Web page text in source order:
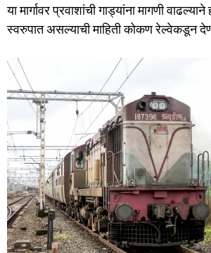
या मार्गावर प्रवाशांची गाड्यांना मागणी
स्वरुपात असल्याची माहिती कोकण रेल्वेकडून